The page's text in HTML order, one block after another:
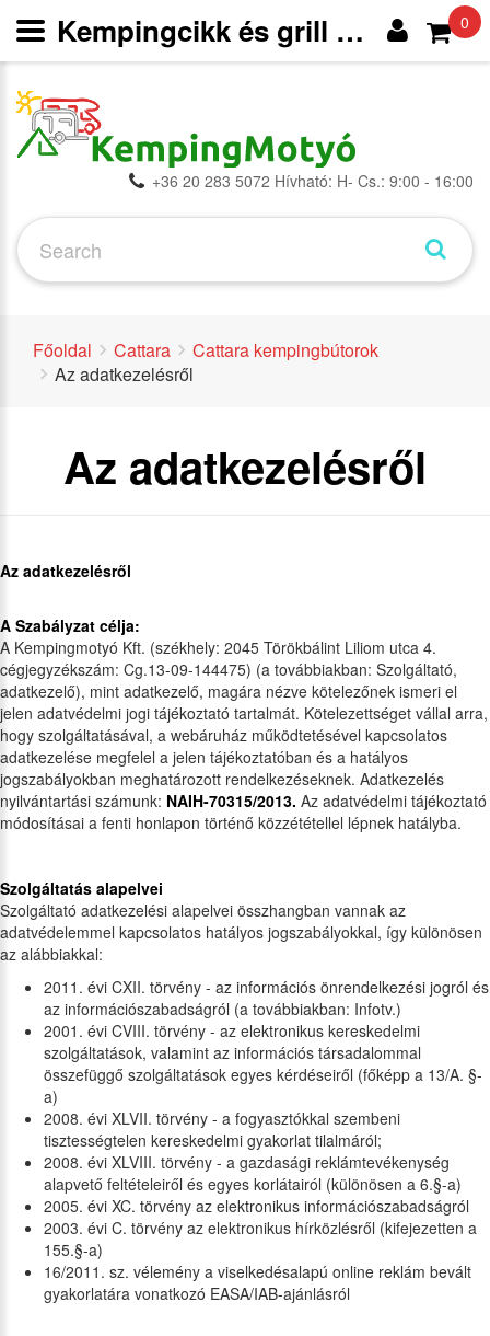
+36 20 283 5072 Hívható: H- Cs.: 9:00 - 16:00
0
Főoldal Cattara
Cattara kempingbútorok
Az adatkezelésről
Az adatkezelésről
Az adatkezelésről
A Szabályzat célja:
A Kempingmotyó Kft. (székhely: 2045 Törökbálint Liliom utca 4.
cégjegyzékszám: Cg.13-09-144475) (a továbbiakban: Szolgáltató,
adatkezelő), mint adatkezelő, magára nézve kötelezőnek ismeri el
jelen adatvédelmi jogi tájékoztató tartalmát. Kötelezettséget vállal arra,
hogy szolgáltatásával, a webáruház működtetésével kapcsolatos
adatkezelése megfelel a jelen tájékoztatóban és a hatályos
jogszabályokban meghatározott rendelkezéseknek. Adatkezelés
nyilvántartási számunk: NAIH-70315/2013. Az adatvédelmi tájékoztató
módosításai a fenti honlapon történő közzététellel lépnek hatályba.
Szolgáltatás alapelvei
Szolgáltató adatkezelési alapelvei összhangban vannak az
adatvédelemmel kapcsolatos hatályos jogszabályokkal, így különösen
az alábbiakkal:
2011. évi CXII. törvény - az információs önrendelkezési jogról és
az információszabadságról (a továbbiakban: Infotv.)
2001. évi CVIII. törvény - az elektronikus kereskedelmi
szolgáltatások, valamint az információs társadalommal
összefüggő szolgáltatások egyes kérdéseiről (főképp a 13/A. §-
a)
2008. évi XLVII. törvény - a fogyasztókkal szembeni
tisztességtelen kereskedelmi gyakorlat tilalmáról;
2008. évi XLVIII. törvény - a gazdasági reklámtevékenység
alapvető feltételeiről és egyes korlátairól (különösen a 6.§-a)
2005. évi XC. törvény az elektronikus információszabadságról
2003. évi C. törvény az elektronikus hírközlésről (kifejezetten a
155.§-a)
16/2011. sz. vélemény a viselkedésalapú online reklám bevált
gyakorlatára vonatkozó EASA/IAB-ajánlásról
Kempingcikk és grill webáruház